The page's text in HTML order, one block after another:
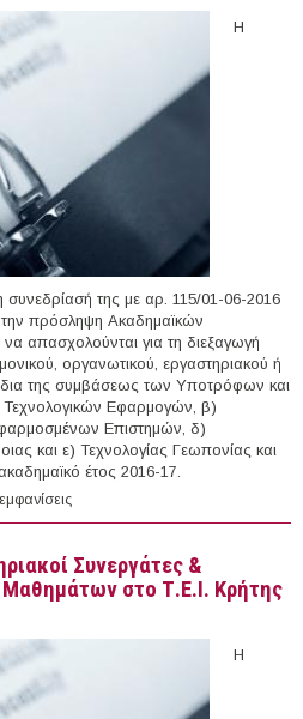
Η
συνεδρίασή της με αρ. 115/01-06-2016
την πρόσληψη Ακαδημαϊκών
απασχολούνται για τη διεξαγωγή
οργανωτικού, εργαστηριακού ή
δια της συμβάσεως των Υποτρόφων και
Εφαρμογών, β)
Επιστημών, δ)
και ε) Τεχνολογίας Γεωπονίας και
έτος 2016-17.
Υπότροφοι στο Τ.Ε.Ι. Κρήτης
Συνεργάτες &
Μαθημάτων στο Τ.Ε.Ι. Κρήτης
Η